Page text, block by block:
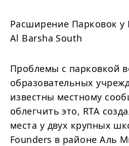
Расширение Парковок
Al Barsha South
Проблемы с парковкой
образовательных
известны местному
облегчить это, RTA
места у двух крупных
Founders в районе Аль